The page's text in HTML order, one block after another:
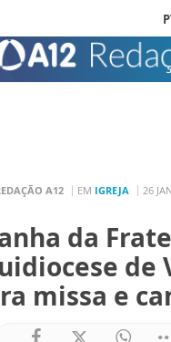
A12 EM IGREJA 26
da
de
missa e